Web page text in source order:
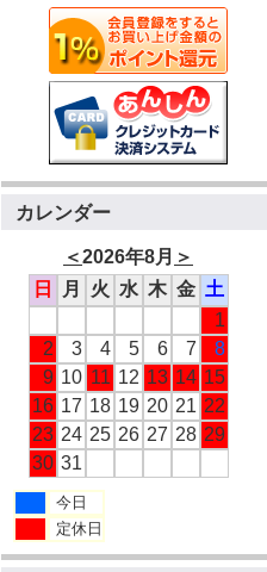
カレンダー
＜2026年8月 ＞
日
月 火 水 木 金 土
1
2
3 4 5 6 7
8
9 10 11 12 13 14 15
16 17 18 19 20 21 22
23 24 25 26 27 28 29
30 31
今日
定休日